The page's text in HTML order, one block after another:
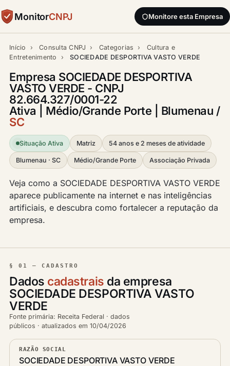
MonitorCNPJ Monitore esta Empresa
Início › Consulta CNPJ › Categorias ›
Cultura e
Entretenimento
› SOCIEDADE DESPORTIVA VASTO VERDE
Empresa SOCIEDADE DESPORTIVA
VASTO VERDE - CNPJ
82.664.327/0001-22
Ativa | Médio/Grande Porte | Blumenau /
SC
Situação Ativa Matriz 54 anos e 2 meses de atividade
Blumenau · SC Médio/Grande Porte Associação Privada
Veja como a SOCIEDADE DESPORTIVA VASTO VERDE
aparece publicamente na internet e nas inteligências
artificiais, e descubra como fortalecer a reputação da
empresa.
§ 01 — CADASTRO
Dados cadastrais da empresa
SOCIEDADE DESPORTIVA VASTO
VERDE
Fonte primária: Receita Federal · dados
públicos · atualizados em 10/04/2026
RAZÃO SOCIAL
SOCIEDADE DESPORTIVA VASTO VERDE